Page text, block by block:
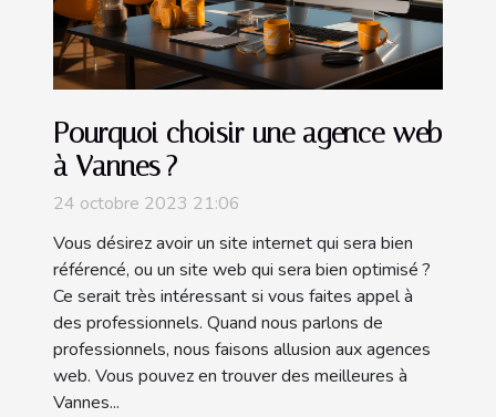
Pourquoi choisir une agence web
à Vannes ?
24 octobre 2023 21:06
Vous désirez avoir un site internet qui sera bien
référencé, ou un site web qui sera bien optimisé ?
Ce serait très intéressant si vous faites appel à
des professionnels. Quand nous parlons de
professionnels, nous faisons allusion aux agences
web. Vous pouvez en trouver des meilleures à
Vannes...